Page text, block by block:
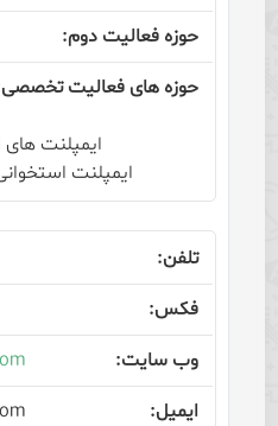
ایمپلنت
ایمپلنت